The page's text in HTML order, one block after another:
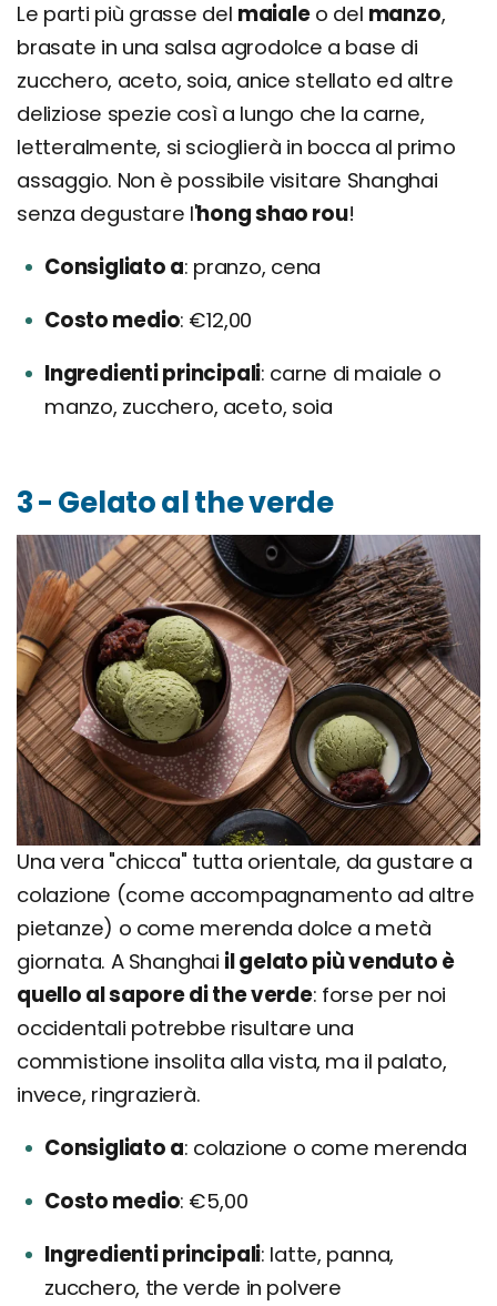
Le parti più grasse del maialeo del manzo,
brasate in una salsa agrodolce a base di
zucchero, aceto, soia, anice stellato ed altre
deliziose spezie così a lungo che la carne,
letteralmente, si scioglierà in bocca al primo
assaggio. Non è possibile visitare Shanghai
senza degustare l'hong shao rou!
Consigliato a pranzo, cena
Costo medio €12,00
Ingredienti principali carne di maiale o
manzo, zucchero, aceto, soia
3 - Gelato al the verde
Una vera "chicca" tutta orientale, da gustare a
colazione (come accompagnamento ad altre
pietanze) o come merenda dolce a metà
giornata. A Shanghai il gelato più venduto è
quello al sapore di the verde: forse per noi
occidentali potrebbe risultare una
commistione insolita alla vista, ma il palato,
invece, ringrazierà.
Consigliato a colazione o come merenda
Costo medio €5,00
Ingredienti principali latte, panna,
zucchero, the verde in polvere